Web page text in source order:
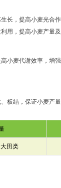
长，提高小麦光合
用，提高小麦产量及
小麦代谢效率，增
板结，保证小麦产量
大田类